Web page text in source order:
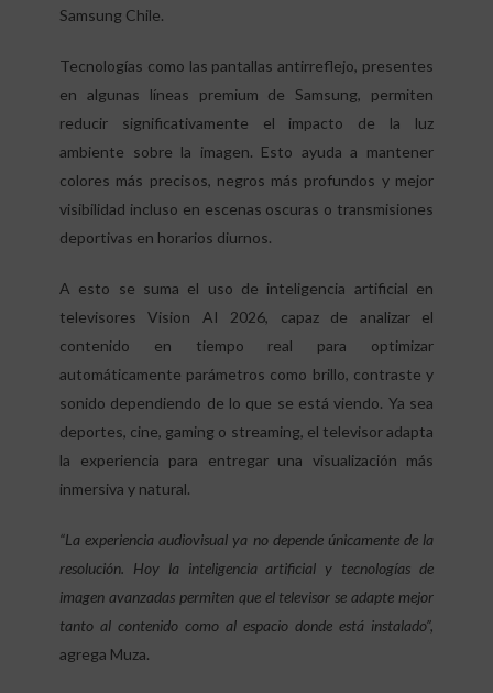
Samsung Chile.
Tecnologías como las pantallas antirreflejo, presentes
en algunas líneas premium de Samsung, permiten
reducir significativamente el impacto de la luz
ambiente sobre la imagen. Esto ayuda a mantener
colores más precisos, negros más profundos y mejor
visibilidad incluso en escenas oscuras o transmisiones
deportivas en horarios diurnos.
A esto se suma el uso de inteligencia artificial en
televisores Vision AI 2026, capaz de analizar el
contenido en tiempo real para optimizar
automáticamente parámetros como brillo, contraste y
sonido dependiendo de lo que se está viendo. Ya sea
deportes, cine, gaming o streaming, el televisor adapta
la experiencia para entregar una visualización más
inmersiva y natural.
“La experiencia audiovisual ya no depende únicamente de la
resolución. Hoy la inteligencia artificial y tecnologías de
imagen avanzadas permiten que el televisor se adapte mejor
tanto al contenido como al espacio donde está instalado”,
agrega Muza.